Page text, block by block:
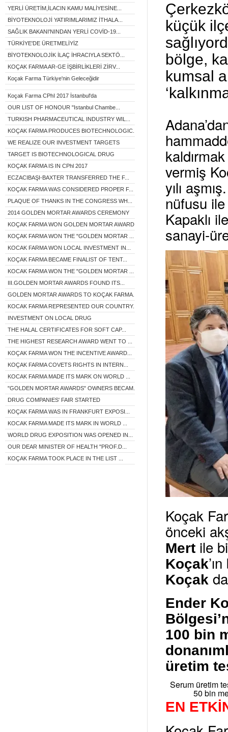
YERLİ ÜRETİM,İLACIN KAMU MALİYESİNE...
BİYOTEKNOLOJİ YATIRIMLARIMIZ İTHALA...
SAĞLIK BAKANI'NINDAN YERLİ COVİD-19...
TÜRKİYE'DE ÜRETMELİYİZ
BİYOTEKNOLOJİK İLAÇ İHRACIYLA SEKTÖ...
KOÇAK FARMA AR-GE İŞBİRLİKLERİ ZİRV...
Koçak Farma Türkiye'nin Geleceğidir
Koçak Farma CPhI 2017 İstanbul'da
OUR LIST OF HONOUR "Istanbul Chambe...
TURKISH PHARMACEUTICAL INDUSTRY WIL...
KOÇAK FARMA PRODUCES BIOTECHNOLOGIC...
WE REALIZE OUR INVESTMENT TARGETS
TARGET IS BIOTECHNOLOGICAL DRUG
KOÇAK FARMA IS IN CPhl 2017
ECZACIBAŞI-BAXTER TRANSFERRED THE F...
KOÇAK FARMA WAS CONSIDERED PROPER F...
PLAQUE OF THANKS IN THE CONGRESS WH...
2014 GOLDEN MORTAR AWARDS CEREMONY
KOÇAK FARMA WON GOLDEN MORTAR AWARD...
KOÇAK FARMA WON THE "GOLDEN MORTAR ...
KOCAK FARMA WON LOCAL INVESTMENT IN...
KOÇAK FARMA BECAME FINALIST OF TENT...
KOCAK FARMA WON THE "GOLDEN MORTAR ...
III.GOLDEN MORTAR AWARDS FOUND ITS...
GOLDEN MORTAR AWARDS TO KOÇAK FARMA...
KOCAK FARMA REPRESENTED OUR COUNTRY...
INVESTMENT ON LOCAL DRUG
THE HALAL CERTIFICATES FOR SOFT CAP...
THE HIGHEST RESEARCH AWARD WENT TO ...
KOÇAK FARMA WON THE INCENTIVE AWARD...
KOÇAK FARMA COVETS RIGHTS IN INTERN...
KOCAK FARMA MADE ITS MARK ON WORLD ...
"GOLDEN MORTAR AWARDS" OWNERS BECAM...
DRUG COMPANIES' FAIR STARTED
KOÇAK FARMA WAS IN FRANKFURT EXPOSI...
KOCAK FARMA MADE ITS MARK IN WORLD ...
WORLD DRUG EXPOSITION WAS OPENED IN...
OUR DEAR MINISTER OF HEALTH "PROF.D...
KOÇAK FARMA TOOK PLACE IN THE LIST ...
küçük
bölge,
kumsal
vermiş
yılı
nüfusu
Kapaklı
sanayi-
Koçak
önceki
Mert ile
Koçak
Koçak
Ender
100 bin
üretim
Serum üretim
50 bin
EN